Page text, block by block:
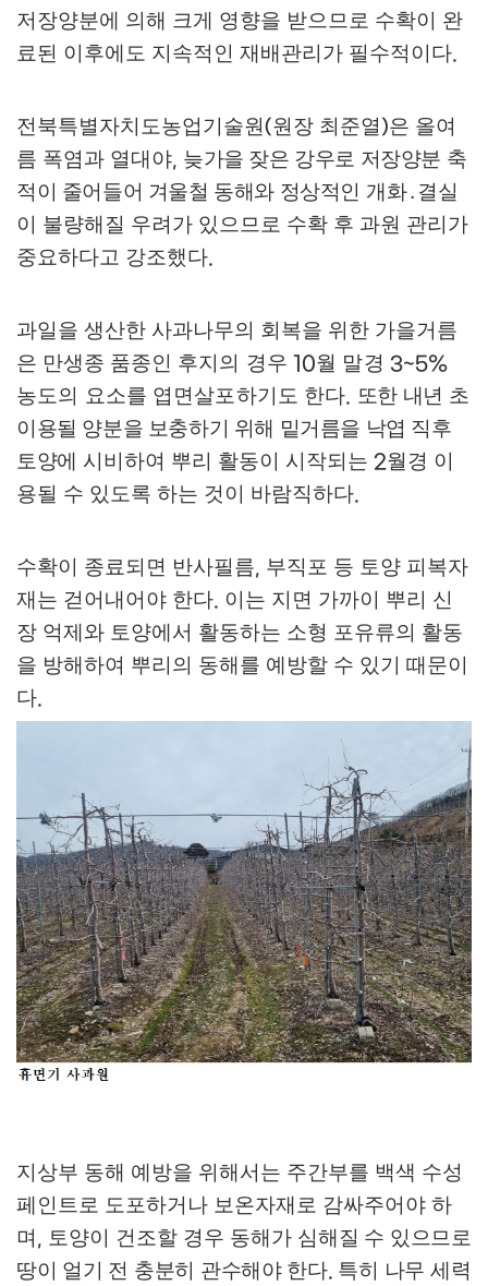
저장양분에 의해 크게 영향을 받으므로 수확이 완
료된 이후에도 지속적인 재배관리가 필수적이다.
전북특별자치도농업기술원(원장 최준열)은 올여
름 폭염과 열대야, 늦가을 잦은 강우로 저장양분 축
적이 줄어들어 겨울철 동해와 정상적인 개화․ 결실
이 불량해질 우려가 있으므로 수확 후 과원 관리가
중요하다고 강조했다.
과일을 생산한 사과나무의 회복을 위한 가을거름
은 만생종 품종인 후지의 경우 10월 말경 3~5%
농도의 요소를 엽면살포하기도 한다. 또한 내년 초
이용될 양분을 보충하기 위해 밑거름을 낙엽 직후
토양에 시비하여 뿌리 활동이 시작되는 2월경 이
용될 수 있도록 하는 것이 바람직하다.
수확이 종료되면 반사필름, 부직포 등 토양 피복자
재는 걷어내어야 한다. 이는 지면 가까이 뿌리 신
장 억제와 토양에서 활동하는 소형 포유류의 활동
을 방해하여 뿌리의 동해를 예방할 수 있기 때문이
다.
지상부 동해 예방을 위해서는 주간부를 백색 수성
페인트로 도포하거나 보온자재로 감싸주어야 하
며 , 토양이 건조할 경우 동해가 심해 질 수 있으므로
땅이 얼기 전 충분히 관수해야 한다. 특히 나무 세력